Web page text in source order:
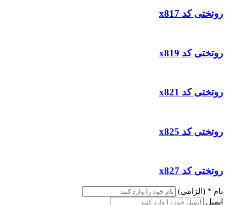
روتختی کد x817
روتختی کد x819
روتختی کد x821
روتختی کد x825
روتختی کد x827
نام * (الزامی)
ایمیل